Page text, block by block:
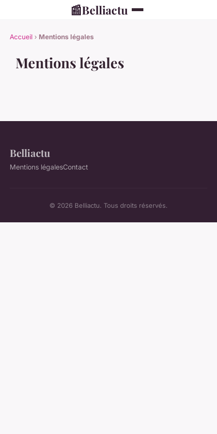
📰Belliactu
Accueil › Mentions légales
Mentions légales
Belliactu
Mentions légalesContact
© 2026 Belliactu. Tous droits réservés.